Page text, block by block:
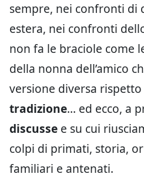
sempre, nei confronti di
estera, nei confronti
non fa le braciole come
della nonna dell’amico
versione diversa rispetto
tradizione… ed ecco, a
discusse e su cui
colpi di primati, storia,
familiari e antenati.